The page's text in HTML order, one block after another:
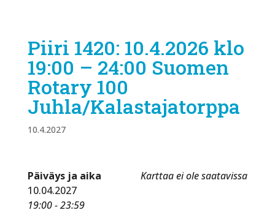
Piiri 1420: 10.4.2026 klo
19:00 – 24:00 Suomen
Rotary 100
Juhla/Kalastajatorppa
10.4.2027
Karttaa ei ole saatavissa
Päiväys ja aika
10.04.2027
19:00 - 23:59